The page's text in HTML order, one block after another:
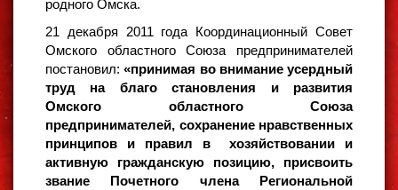
родного Омска.
21 декабря 2011 года Координационный Совет
Омского областного Союза предпринимателей
постановил:«принимая во внимание усердный
труд на благо становления и развития
Омского областного Союза
предпринимателей, сохранение нравственных
принципов и правил в хозяйствовании и
активную гражданскую позицию, присвоить
звание Почетного члена Региональной